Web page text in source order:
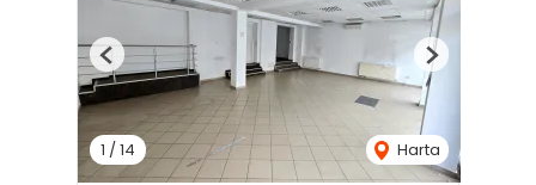
1 / 14 Harta
Previous Next